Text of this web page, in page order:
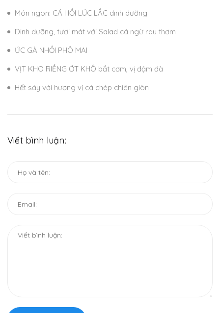
Món ngon: CÁ HỒI LÚC LẮC dinh dưỡng
Dinh dưỡng, tươi mát với Salad cá ngừ rau thơm
ỨC GÀ NHỒI PHÔ MAI
VỊT KHO RIỀNG ỚT KHÔ bắt cơm, vị đậm đà
Hết sảy với hương vị cá chép chiên giòn
Viết bình luận: